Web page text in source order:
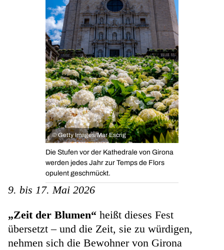
© Getty Images/Mar Escrig
Die Stufen vor der Kathedrale von Girona
werden jedes Jahr zur Temps de Flors
opulent geschmückt.
9. bis 17. Mai 2026
„Zeit der Blumen“ heißt dieses Fest
übersetzt – und die Zeit, sie zu würdigen,
nehmen sich die Bewohner von Girona